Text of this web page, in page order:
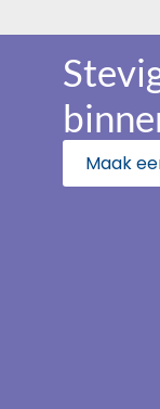
Maak